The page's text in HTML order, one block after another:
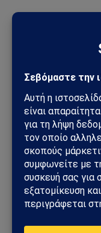
Στενά του Ορμούζ: Το
Φλέγεται το
συγκρούσεις και
Άντονι Φάουτσι: Στο
Τι πραγματικά
Τυφώνας Dolphin:
δεκάδες χιλιάδες
Πεντάγωνο και UFO: